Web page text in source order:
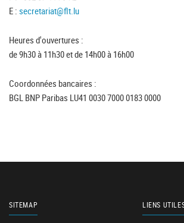
E : secretariat@flt.lu
Heures d'ouvertures :
de 9h30 à 11h30 et de 14h00 à 16h00
Coordonnées bancaires :
BGL BNP Paribas LU41 0030 7000 0183 0000
SITEMAP LIENS